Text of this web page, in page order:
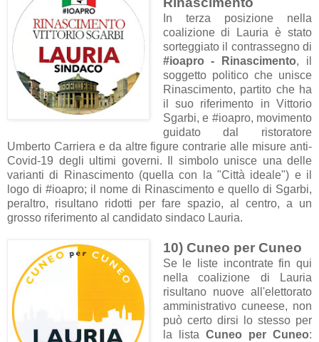
In terza posizione nella
coalizione di Lauria è stato
sorteggiato il contrassegno di
#ioapro - Rinascimento, il
soggetto politico che unisce
Rinascimento, partito che ha
il suo riferimento in Vittorio
Sgarbi, e #ioapro, movimento
guidato dal ristoratore
Umberto Carriera e da altre figure contrarie alle misure anti-
Covid-19 degli ultimi governi. Il simbolo unisce una delle
varianti di Rinascimento (quella con la "Città ideale") e il
logo di #ioapro; il nome di Rinascimento e quello di Sgarbi,
peraltro, risultano ridotti per fare spazio, al centro, a un
grosso riferimento al candidato sindaco Lauria.
10) Cuneo per Cuneo
Se le liste incontrate fin qui
nella coalizione di Lauria
risultano nuove all'elettorato
amministrativo cuneese, non
può certo dirsi lo stesso per
la lista Cuneo per Cuneo: